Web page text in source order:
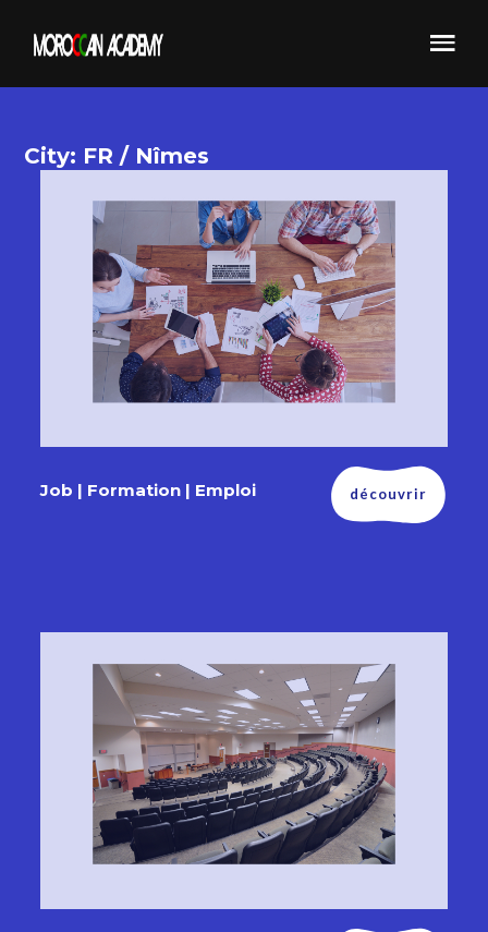
City: FR / Nîmes
Job | Formation | Emploi découvrir